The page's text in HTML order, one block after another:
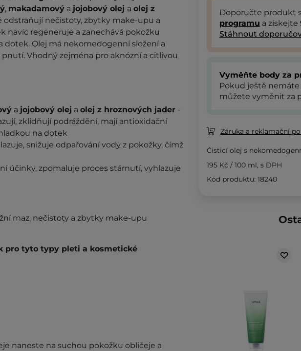
, makadamový a jojobový olej a olej z
odstraňují nečistoty, zbytky make-upu a
navíc regeneruje a zanechává pokožku
Olej má nekomedogenní složení a
Vhodný zejména pro aknózní a citlivou
a jojobový olej a olej z hroznových jader -
zklidňují podráždění, mají antioxidační
na dotek
snižuje odpařování vody z pokožky, čímž
účinky, zpomaluje proces stárnutí, vyhlazuje
maz, nečistoty a zbytky make-upu
pro tyto typy pleti a kosmetické
naneste na suchou pokožku obličeje a
Doporučte produkt
programu a získejte
Stáhnout
Vyměňte body za
Pokud ještě nemáte
můžete vyměnit za
Záruka a reklamační
Čisticí olej s
195 Kč / 100 ml, s DPH
Kód produktu: 18240